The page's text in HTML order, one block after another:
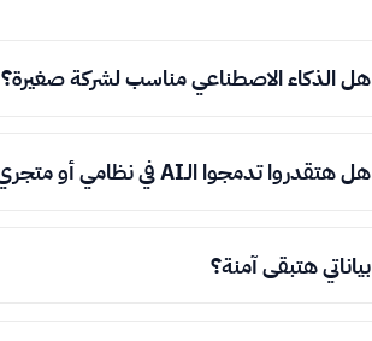
هل الذكاء الاصطناعي مناسب لشركة صغيرة؟
هل هتقدروا تدمجوا الـAI في نظامي أو متجري الحالي؟
بياناتي هتبقى آمنة؟